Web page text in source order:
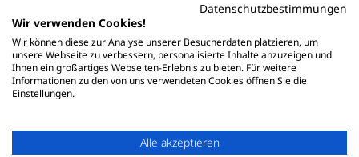
Datenschutzbestimmungen
Wir verwenden Cookies!
Wir können diese zur Analyse unserer Besucherdaten platzieren, um
unsere Webseite zu verbessern, personalisierte Inhalte anzuzeigen und
Ihnen ein großartiges Webseiten-Erlebnis zu bieten. Für weitere
Informationen zu den von uns verwendeten Cookies öffnen Sie die
Einstellungen.
Alle akzeptieren